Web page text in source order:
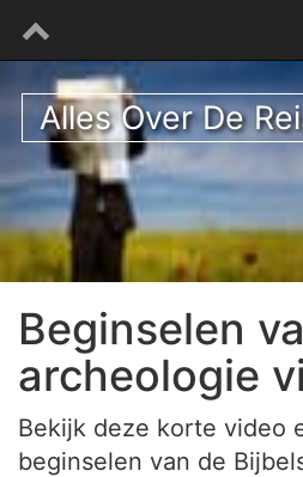
Alles Over De
Beginselen
archeologie
Bekijk deze korte video
beginselen van de